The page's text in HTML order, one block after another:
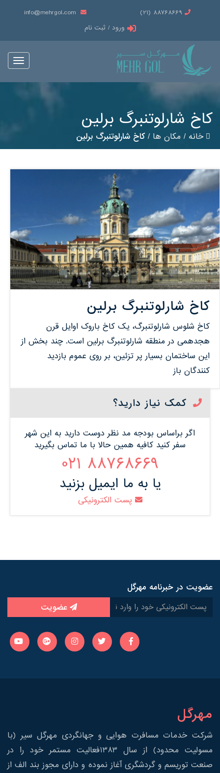
88768669 (21)
info@mehrgol.com
ورود / ثبت نام
Toggle
کاخ شارلوتنبرگ برلین
خانه/ مکان ها/ کاخ شارلوتنبرگ برلین
کاخ شارلوتنبرگ برلین
کاخ شلوس شارلوتنبرگ، یک کاخ باروک اوایل قرن
هجدهمی در منطقه شارلوتنبرگ برلین است. چند بخش از
این ساختمان بسیار پر تزئین، بر روی عموم بازدید
کنندگان باز
کمک نیاز دارید؟
اگر براساس بودجه مد نظر دوست دارید به این شهر
سفر کنید کافیه همین حالا با ما تماس بگیرید
88768669 021
یا به ما ایمیل بزنید
پست الکترونیکی
عضویت در خبرنامه مهرگل
عضویت
مهرگل
شرکت خدمات مسافرت هوایی و جهانگردی مهرگل سیر (با
مسولیت محدود) از سال 1383فعالیت مستمر خود را در
صنعت توریسم و گردشگری آغاز نموده و دارای مجوز بند الف از